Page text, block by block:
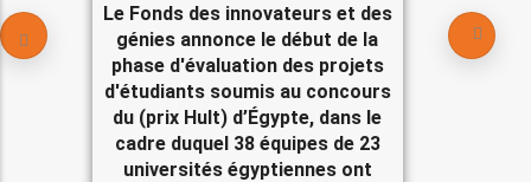
Le Fonds des innovateurs et des
génies annonce le début de la
phase d'évaluation des projets
d'étudiants soumis au concours
du (prix Hult) d’Égypte, dans le
cadre duquel 38 équipes de 23
universités égyptiennes ont